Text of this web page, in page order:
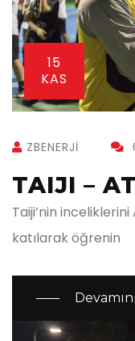
15
KAS
ZBENERJI
TAIJI –
Taiji’nin
katılarak öğrenin